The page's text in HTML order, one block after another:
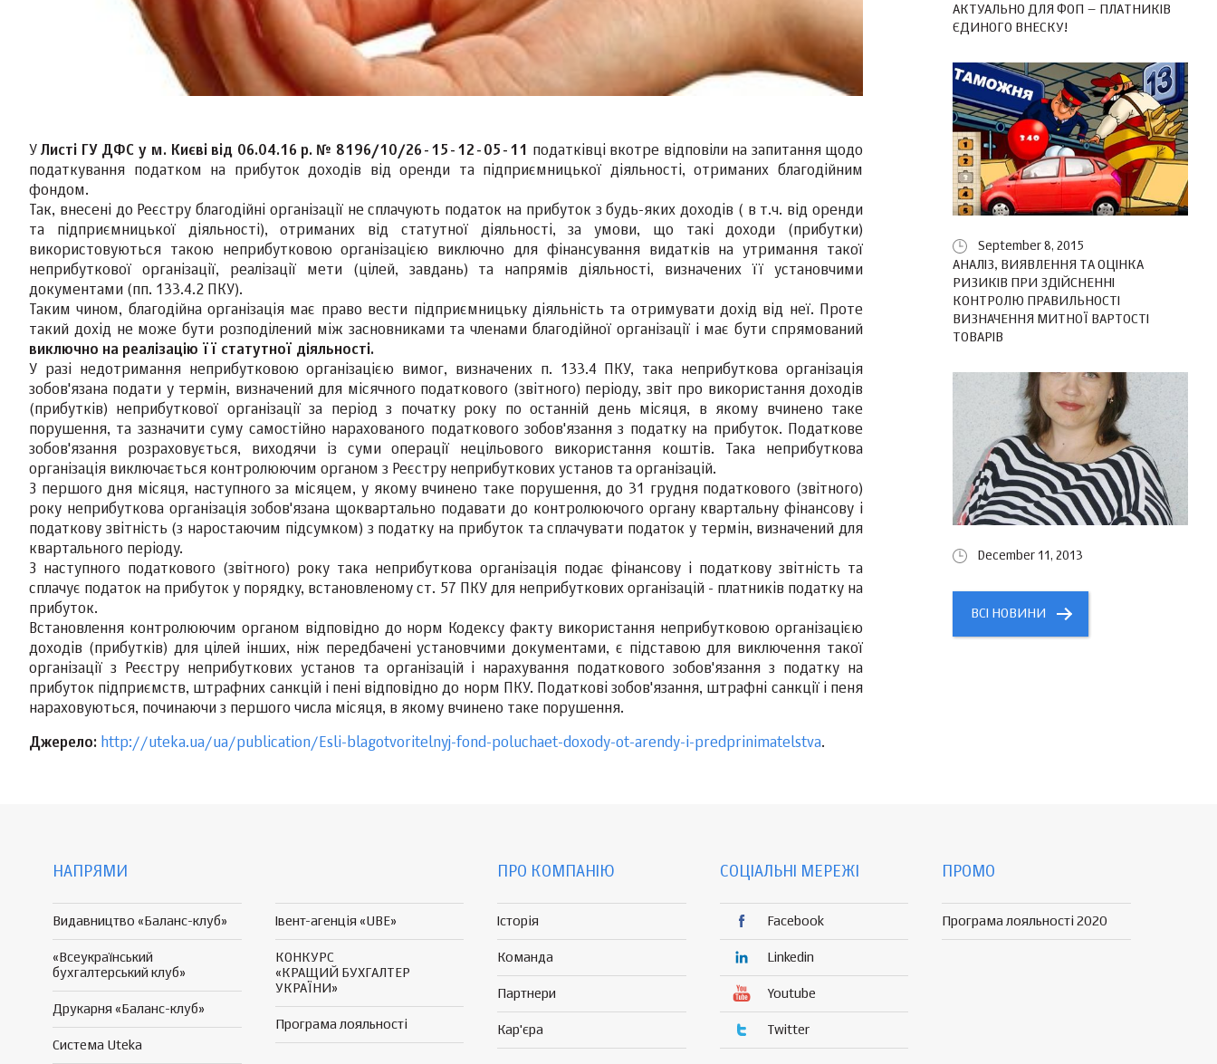
УЛисті ГУ ДФС у м. Києві від 06.04.16 р. № 8196/10/26-15-12-05-11 податківці вкотре відповіли на запитання щодо
податкування податком на прибуток доходів від оренди та підприємницької діяльності, отриманих благодійним
фондом.
Так, внесені до Реєстру благодійні організації не сплачують податок на прибуток з будь-яких доходів ( в т.ч. від оренди
та підприємницької діяльності), отриманих від статутної діяльності, за умови, що такі доходи (прибутки)
використовуються такою неприбутковою організацією виключно для фінансування видатків на утримання такої
неприбуткової організації, реалізації мети (цілей, завдань) та напрямів діяльності, визначених її установчими
документами (пп. 133.4.2 ПКУ).
Таким чином, благодійна організація має право вести підприємницьку діяльність та отримувати дохід від неї. Проте
такий дохід не може бути розподілений між засновниками та членами благодійної організації і має бути спрямований
виключно на реалізацію її статутної діяльності.
У разі недотримання неприбутковою організацією вимог, визначених п. 133.4 ПКУ, така неприбуткова організація
зобов'язана подати у термін, визначений для місячного податкового (звітного) періоду, звіт про використання доходів
(прибутків) неприбуткової організації за період з початку року по останній день місяця, в якому вчинено таке
порушення, та зазначити суму самостійно нарахованого податкового зобов'язання з податку на прибуток. Податкове
зобов'язання розраховується, виходячи із суми операції нецільового використання коштів. Така неприбуткова
організація виключається контролюючим органом з Реєстру неприбуткових установ та організацій.
З першого дня місяця, наступного за місяцем, у якому вчинено таке порушення, до 31 грудня податкового (звітного)
року неприбуткова організація зобов'язана щоквартально подавати до контролюючого органу квартальну фінансову і
податкову звітність (з наростаючим підсумком) з податку на прибуток та сплачувати податок у термін, визначений для
квартального періоду.
З наступного податкового (звітного) року така неприбуткова організація подає фінансову і податкову звітність та
сплачує податок на прибуток у порядку, встановленому ст. 57 ПКУ для неприбуткових організацій - платників податку на
прибуток.
Встановлення контролюючим органом відповідно до норм Кодексу факту використання неприбутковою організацією
доходів (прибутків) для цілей інших, ніж передбачені установчими документами, є підставою для виключення такої
організації з Реєстру неприбуткових установ та організацій і нарахування податкового зобов'язання з податку на
прибуток підприємств, штрафних санкцій і пені відповідно до норм ПКУ. Податкові зобов'язання, штрафні санкції і пеня
нараховуються, починаючи з першого числа місяця, в якому вчинено таке порушення.
Джерело: http://uteka.ua/ua/publication/Esli-blagotvoritelnyj-fond-poluchaet-doxody-ot-arendy-i-predprinimatelstva.
АКТУАЛЬНО ДЛЯ ФОП – ПЛАТНИКІВ
ЄДИНОГО ВНЕСКУ!
September 8, 2015
АНАЛІЗ, ВИЯВЛЕННЯ ТА ОЦІНКА
РИЗИКІВ ПРИ ЗДІЙСНЕННІ
КОНТРОЛЮ ПРАВИЛЬНОСТІ
ВИЗНАЧЕННЯ МИТНОЇ ВАРТОСТІ
ТОВАРІВ
December 11, 2013
ВСІ НОВИНИ
НАПРЯМИ
Видавництво «Баланс-клуб»
«Всеукраїнський
бухгалтерський клуб»
Друкарня «Баланс-клуб»
Система Uteka
Івент-агенція «UBE»
КОНКУРС
«КРАЩИЙ БУХГАЛТЕР
УКРАЇНИ»
Програма лояльності
ПРО КОМПАНІЮ
Історія
Команда
Партнери
Кар'єра
СОЦІАЛЬНІ МЕРЕЖІ
Facebook
Linkedin
Youtube
Twitter
ПРОМО
Програма лояльності 2020